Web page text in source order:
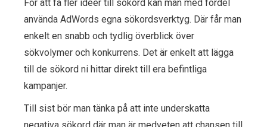
För att få fler idéer till sökord kan man med fördel
använda AdWords egna sökordsverktyg. Där får man
enkelt en snabb och tydlig överblick över
sökvolymer och konkurrens. Det är enkelt att lägga
till de sökord ni hittar direkt till era befintliga
kampanjer.
Till sist bör man tänka på att inte underskatta